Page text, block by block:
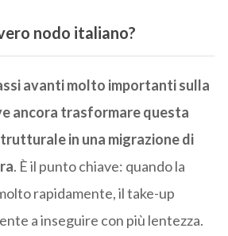
nodo italiano?
avanti molto importanti sulla
ancora trasformare questa
in una migrazione di
. È il punto chiave: quando la
rapidamente, il take-up
a inseguire con più lentezza.